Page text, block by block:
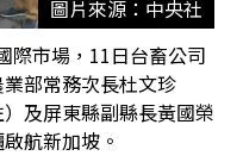
圖片來源：中央社
際市場，11日台畜公司
部常務次長杜文珍
）及屏東縣副縣長黃國榮
航新加坡。